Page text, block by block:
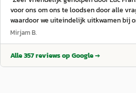
voor ons om ons te loodsen door alle
waardoor we uiteindelijk uitkwamen bij
Mirjam B.
Alle357reviews op Google →